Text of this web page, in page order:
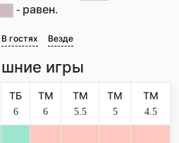
- равен.
В гостях Везде
игры
ТБ
6
ТМ
6
ТМ
5.5
ТМ
5
ТМ
4.5